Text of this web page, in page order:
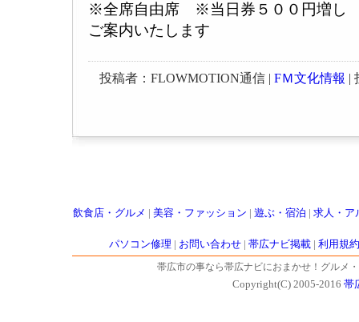
※全席自由席 ※当日券５００円増し
ご案内いたします
投稿者：FLOWMOTION通信 | FＭ文化情報 |
飲食店・グルメ 美容・ファッション 遊ぶ・宿泊 求人・ア
パソコン修理 お問い合わせ| 帯広ナビ掲載| 利用規約
帯広市の事なら帯広ナビにおまかせ！グルメ
Copyright(C) 2005-2016 帯